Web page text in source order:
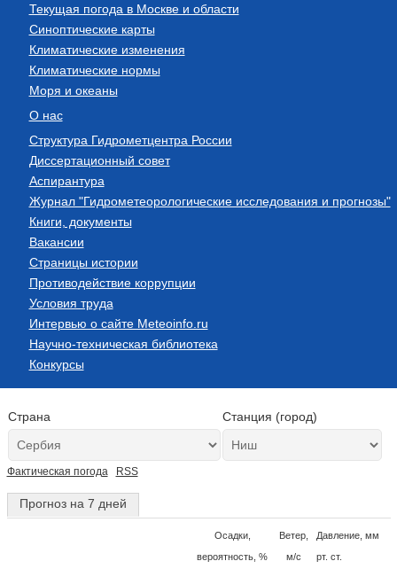
Текущая погода в Москве и области
Синоптические карты
Климатические изменения
Климатические нормы
Моря и океаны
О нас
Структура Гидрометцентра России
Диссертационный совет
Аспирантура
Журнал "Гидрометеорологические исследования и прогнозы"
Книги, документы
Вакансии
Страницы истории
Противодействие коррупции
Условия труда
Интервью о сайте Meteoinfo.ru
Научно-техническая библиотека
Конкурсы
Страна Станция (город)
Фактическая погода RSS
Прогноз на 7 дней
Осадки,
вероятность, %
Ветер,
м/с
Давление, мм
рт. ст.